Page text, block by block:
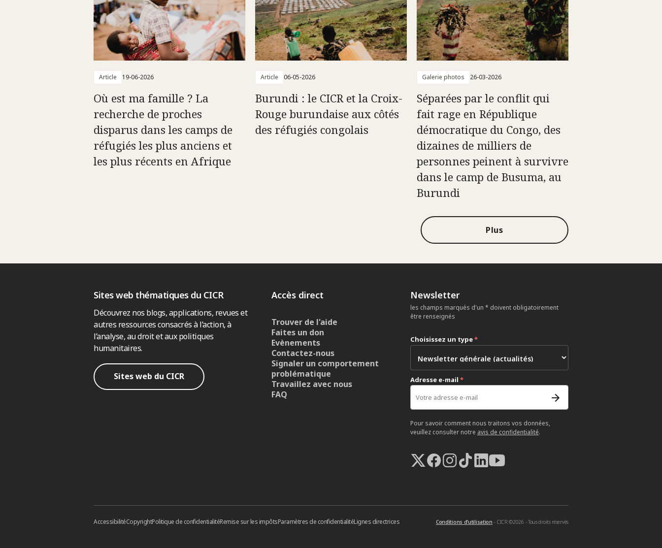
Article 19-06-2026
Où est ma famille ? La
recherche de proches
disparus dans les camps de
réfugiés les plus anciens et
les plus récents en Afrique
Article 06-05-2026
Burundi : le CICR et la Croix-
Rouge burundaise aux côtés
des réfugiés congolais
Galerie photos 26-03-2026
Séparées par le conflit qui
fait rage en République
démocratique du Congo, des
dizaines de milliers de
personnes peinent à survivre
dans le camp de Busuma, au
Burundi
Plus
Sites web thématiques du CICR
Découvrez nos blogs, applications, revues et
autres ressources consacrés à l’action, à
l’analyse, au droit et aux politiques
humanitaires.
Sites web du CICR
Accès direct
Trouver de l'aide
Faites un don
Evènements
Contactez-nous
Signaler un comportement
problématique
Travaillez avec nous
FAQ
Newsletter
les champs marqués d'un * doivent obligatoirement
être renseignés
Choisissez un type*
Adresse e-mail *
Pour savoir comment nous traitons vos données,
veuillez consulter notre avis de confidentialité.
AccessibilitéCopyrightPolitique de confidentialitéRemise sur les impôtsParamètres de confidentialitéLignes directrices Conditions d’utilisation - CICR ©2026 - Tous droits réservés